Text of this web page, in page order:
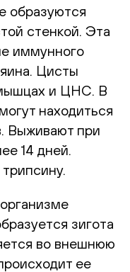
образуются
стенкой. Эта
иммунного
Цисты
и ЦНС. В
находиться
Выживают при
14 дней.
зигота
во внешнюю
ее